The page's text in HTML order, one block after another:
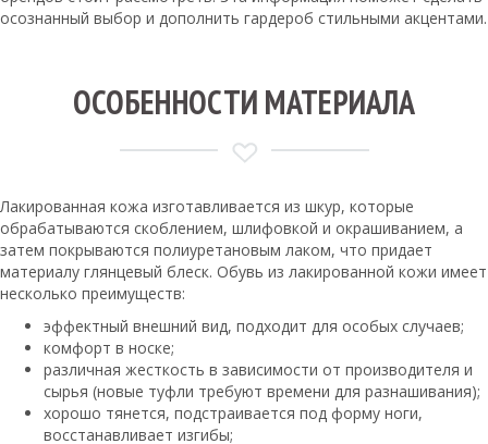
осознанный выбор и дополнить гардероб стильными акцентами.
ОСОБЕННОСТИ МАТЕРИАЛА
Лакированная кожа изготавливается из шкур, которые
обрабатываются скоблением, шлифовкой и окрашиванием, а
затем покрываются полиуретановым лаком, что придает
материалу глянцевый блеск. Обувь из лакированной кожи имеет
несколько преимуществ:
эффектный внешний вид, подходит для особых случаев;
комфорт в носке;
различная жесткость в зависимости от производителя и
сырья (новые туфли требуют времени для разнашивания);
хорошо тянется, подстраивается под форму ноги,
восстанавливает изгибы;